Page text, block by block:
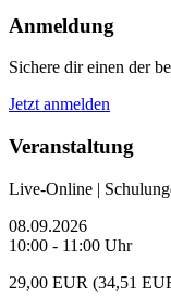
Anmeldung
Sichere dir einen der
Jetzt anmelden
Veranstaltung
Live-Online |
08.09.2026
10:00 - 11:00 Uhr
29,00 EUR (34,51